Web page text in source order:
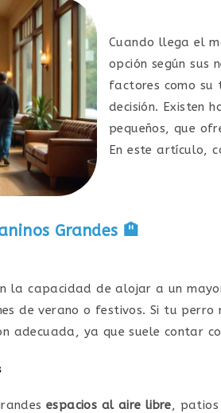
Cuando llega el
opción según sus
factores como su
decisión. Existen
pequeños, que
En este artículo,
Grandes 🏨
la capacidad de alojar a un
de verano o festivos. Si tu
adecuada, ya que suele contar
espacios al aire libre, patios